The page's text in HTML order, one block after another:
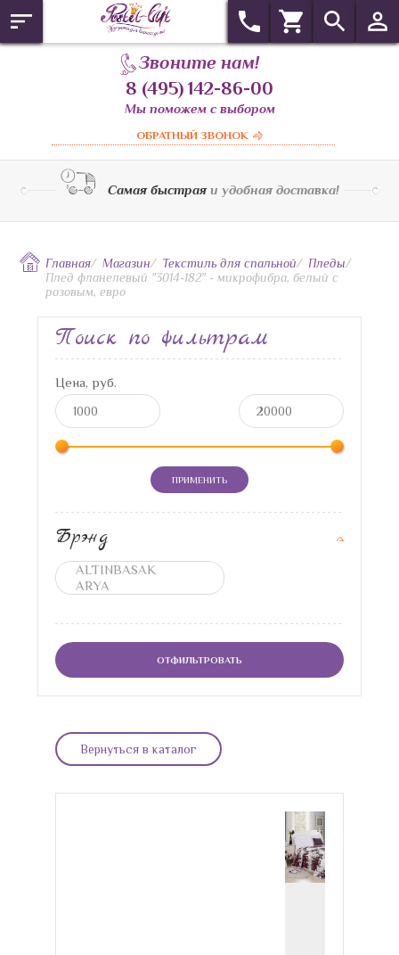
Звоните нам!
8 (495) 142-86-00
Мы поможем с выбором
ОБРАТНЫЙ ЗВОНОК
Самая быстраяи удобная доставка!
Главная/ Магазин/ Текстиль для спальной/ Пледы/
Плед фланелевый "3014-182" - микрофибра, белый с
розовым, евро
Поиск по фильтрам
Цена, руб.
ПРИМЕНИТЬ
Брэнд
ОТФИЛЬТРОВАТЬ
Вернуться в каталог